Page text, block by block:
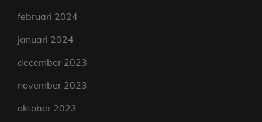
februari 2024
januari 2024
december 2023
november 2023
oktober 2023